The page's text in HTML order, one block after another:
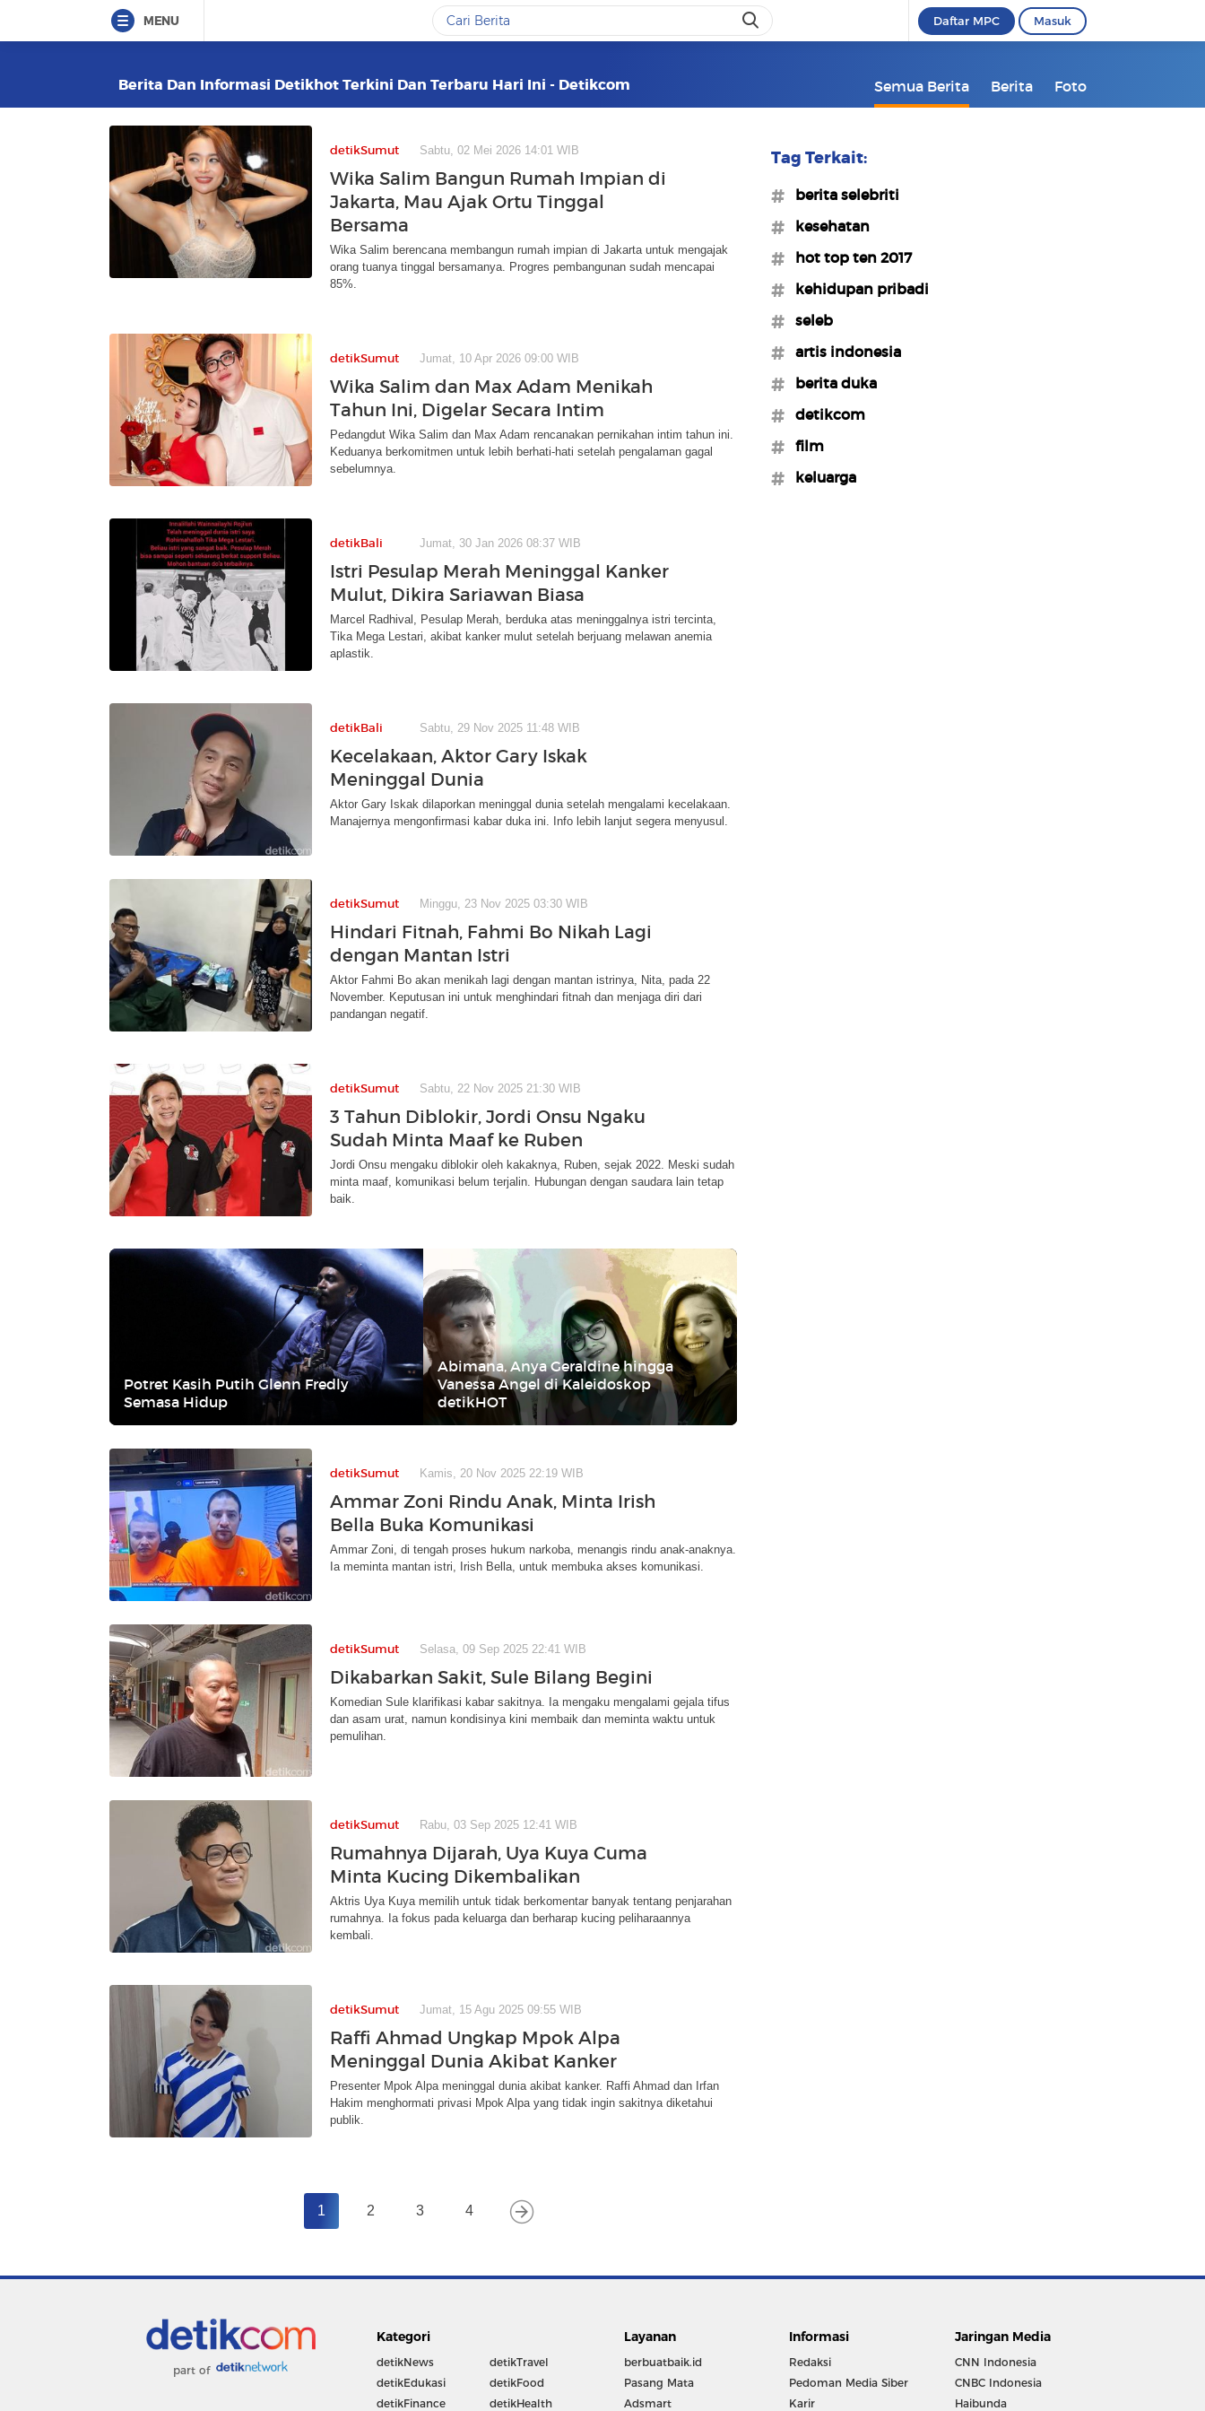
MENU Daftar MPC Masuk
Berita Dan Informasi Detikhot Terkini Dan Terbaru Hari Ini - Detikcom Semua Berita Berita Foto
detikSumut Sabtu, 02 Mei 2026 14:01 WIB
Wika Salim Bangun Rumah Impian di
Jakarta, Mau Ajak Ortu Tinggal
Bersama
Wika Salim berencana membangun rumah impian di Jakarta untuk mengajak
orang tuanya tinggal bersamanya. Progres pembangunan sudah mencapai
85%.
detikSumut Jumat, 10 Apr 2026 09:00 WIB
Wika Salim dan Max Adam Menikah
Tahun Ini, Digelar Secara Intim
Pedangdut Wika Salim dan Max Adam rencanakan pernikahan intim tahun ini.
Keduanya berkomitmen untuk lebih berhati-hati setelah pengalaman gagal
sebelumnya.
detikBali Jumat, 30 Jan 2026 08:37 WIB
Istri Pesulap Merah Meninggal Kanker
Mulut, Dikira Sariawan Biasa
Marcel Radhival, Pesulap Merah, berduka atas meninggalnya istri tercinta,
Tika Mega Lestari, akibat kanker mulut setelah berjuang melawan anemia
aplastik.
detikBali Sabtu, 29 Nov 2025 11:48 WIB
Kecelakaan, Aktor Gary Iskak
Meninggal Dunia
Aktor Gary Iskak dilaporkan meninggal dunia setelah mengalami kecelakaan.
Manajernya mengonfirmasi kabar duka ini. Info lebih lanjut segera menyusul.
detikSumut Minggu, 23 Nov 2025 03:30 WIB
Hindari Fitnah, Fahmi Bo Nikah Lagi
dengan Mantan Istri
Aktor Fahmi Bo akan menikah lagi dengan mantan istrinya, Nita, pada 22
November. Keputusan ini untuk menghindari fitnah dan menjaga diri dari
pandangan negatif.
detikSumut Sabtu, 22 Nov 2025 21:30 WIB
3 Tahun Diblokir, Jordi Onsu Ngaku
Sudah Minta Maaf ke Ruben
Jordi Onsu mengaku diblokir oleh kakaknya, Ruben, sejak 2022. Meski sudah
minta maaf, komunikasi belum terjalin. Hubungan dengan saudara lain tetap
baik.
Potret Kasih Putih Glenn Fredly
Semasa Hidup
Abimana, Anya Geraldine hingga
Vanessa Angel di Kaleidoskop
detikHOT
detikSumut Kamis, 20 Nov 2025 22:19 WIB
Ammar Zoni Rindu Anak, Minta Irish
Bella Buka Komunikasi
Ammar Zoni, di tengah proses hukum narkoba, menangis rindu anak-anaknya.
Ia meminta mantan istri, Irish Bella, untuk membuka akses komunikasi.
detikSumut Selasa, 09 Sep 2025 22:41 WIB
Dikabarkan Sakit, Sule Bilang Begini
Komedian Sule klarifikasi kabar sakitnya. Ia mengaku mengalami gejala tifus
dan asam urat, namun kondisinya kini membaik dan meminta waktu untuk
pemulihan.
detikSumut Rabu, 03 Sep 2025 12:41 WIB
Rumahnya Dijarah, Uya Kuya Cuma
Minta Kucing Dikembalikan
Aktris Uya Kuya memilih untuk tidak berkomentar banyak tentang penjarahan
rumahnya. Ia fokus pada keluarga dan berharap kucing peliharaannya
kembali.
detikSumut Jumat, 15 Agu 2025 09:55 WIB
Raffi Ahmad Ungkap Mpok Alpa
Meninggal Dunia Akibat Kanker
Presenter Mpok Alpa meninggal dunia akibat kanker. Raffi Ahmad dan Irfan
Hakim menghormati privasi Mpok Alpa yang tidak ingin sakitnya diketahui
publik.
1 2 3 4
Tag Terkait:
#berita selebriti
#kesehatan
#hot top ten 2017
#kehidupan pribadi
#seleb
#artis indonesia
#berita duka
#detikcom
#film
#keluarga
part of
Kategori
detikNews
detikEdukasi
detikFinance
detikTravel
detikFood
detikHealth
Layanan
berbuatbaik.id
Pasang Mata
Adsmart
Informasi
Redaksi
Pedoman Media Siber
Karir
Jaringan Media
CNN Indonesia
CNBC Indonesia
Haibunda